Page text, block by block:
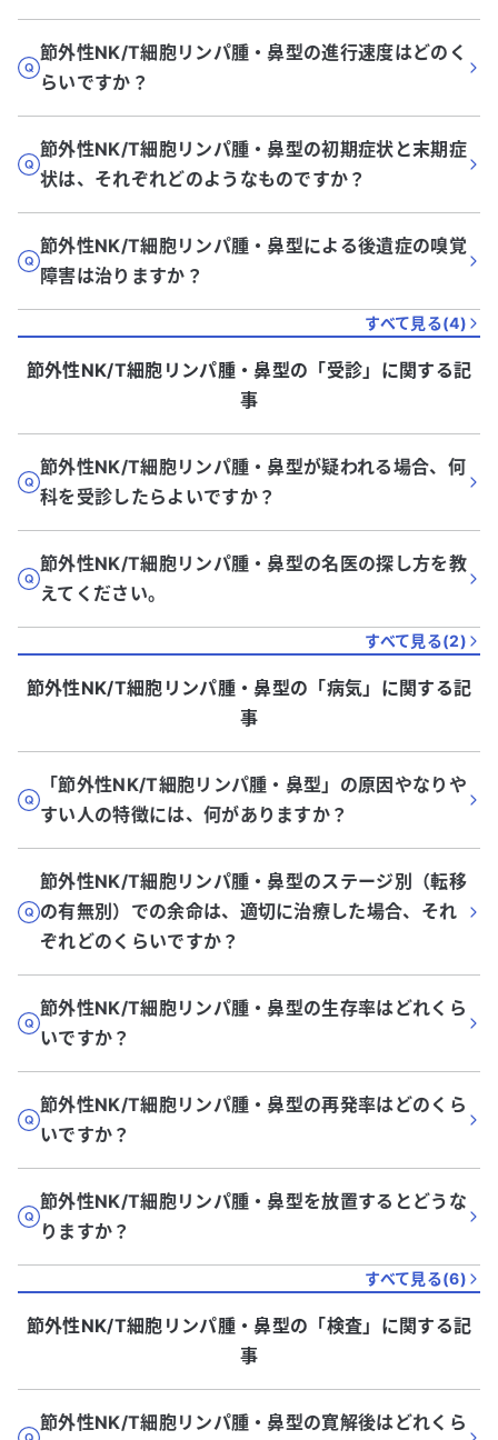
節外性NK/T細胞リンパ腫・鼻型の進行速度はどのく
らいですか？
節外性NK/T細胞リンパ腫・鼻型の初期症状と末期症
状は、それぞれどのようなものですか？
節外性NK/T細胞リンパ腫・鼻型による後遺症の嗅覚
障害は治りますか？
すべて見る(4)
節外性NK/T細胞リンパ腫・鼻型の「受診」に関する記
事
節外性NK/T細胞リンパ腫・鼻型が疑われる場合、何
科を受診したらよいですか？
節外性NK/T細胞リンパ腫・鼻型の名医の探し方を教
えてください。
すべて見る(2)
節外性NK/T細胞リンパ腫・鼻型の「病気」に関する記
事
「節外性NK/T細胞リンパ腫・鼻型」の原因やなりや
すい人の特徴には、何がありますか？
節外性NK/T細胞リンパ腫・鼻型のステージ別（転移
の有無別）での余命は、適切に治療した場合、それ
ぞれどのくらいですか？
節外性NK/T細胞リンパ腫・鼻型の生存率はどれくら
いですか？
節外性NK/T細胞リンパ腫・鼻型の再発率はどのくら
いですか？
節外性NK/T細胞リンパ腫・鼻型を放置するとどうな
りますか？
すべて見る(6)
節外性NK/T細胞リンパ腫・鼻型の「検査」に関する記
事
節外性NK/T細胞リンパ腫・鼻型の寛解後はどれくら